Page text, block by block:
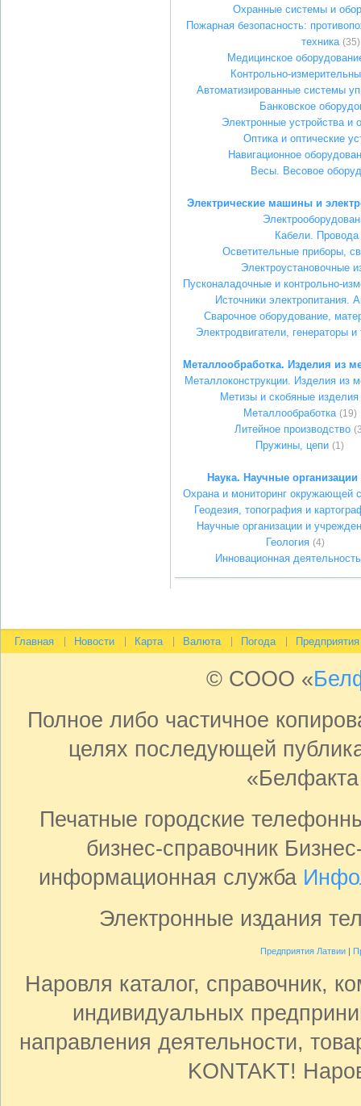
Охранные системы и
Пожарная безопасность:
техника (35)
Медицинское
Контрольно-
Автоматизированные системы
Банковское
Электронные устройства и
Оптика и оптические
Навигационное
Весы. Весовое
Электрические машины и
Кабели. Провода
Осветительные приборы,
Электроустановочные
Пусконаладочные и контрольно-
Источники электропитания.
Сварочное оборудование,
Электродвигатели, генераторы
Металлообработка. Изделия из
Металлоконструкции. Изделия из
Метизы и скобяные изделия
Металлообработка (19)
Литейное производство
Пружины, цепи (1)
Наука. Научные организации
Охрана и мониторинг окружающей
Геодезия, топография и
Научные организации и
Геология (4)
Инновационная деятельность
Главная Новости Карта Валюта Погода Предприятия
© СООО «
Полное либо частичное
целях последующей
Печатные городские
бизнес-справочник
информационная служба
Электронные издания
Предприятия Латвии|
Наровля каталог, справочник,
индивидуальных
направления деятельности,
KONTAKT!